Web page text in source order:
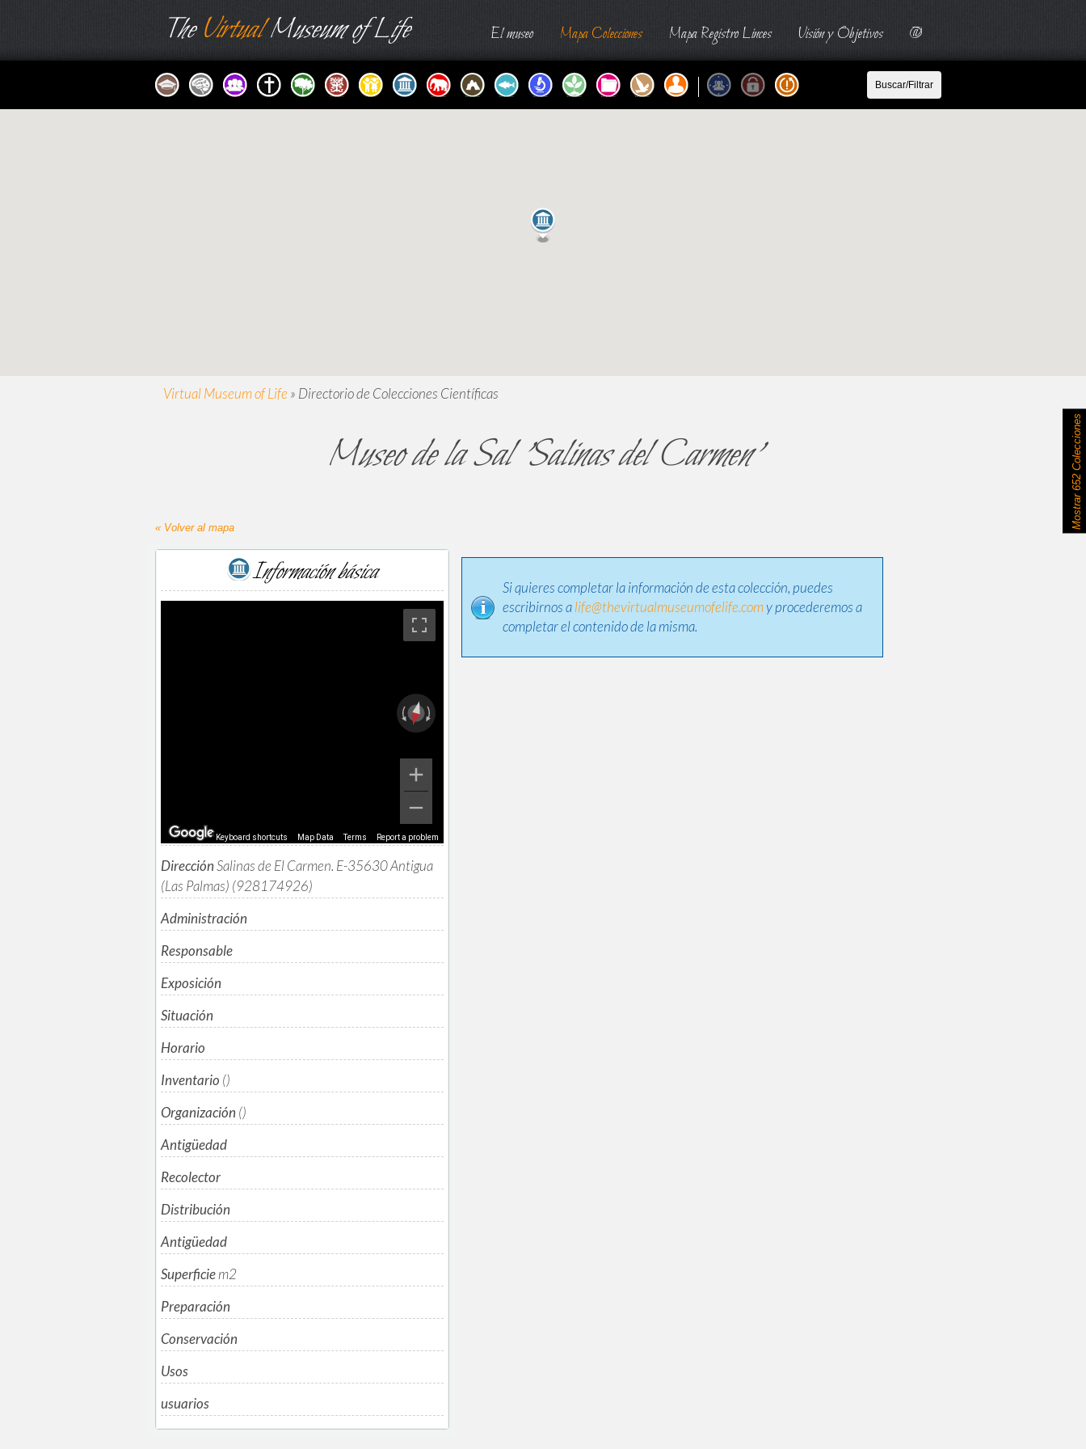
TheVirtualMuseum of Life El museo Mapa Colecciones Mapa Registro Linces Visión y Objetivos @
Mostrar
652 Colecciones
Virtual Museum of Life » Directorio de Colecciones Científicas
Museo de la Sal 'Salinas del Carmen'
« Volver al mapa
Información básica
Keyboard shortcuts Map Data Terms Report a problem
DirecciónSalinas de El Carmen. E-35630 Antigua
(Las Palmas) (928174926)
Administración
Responsable
Exposición
Situación
Horario
Inventario ()
Organización ()
Antigüedad
Recolector
Distribución
Antigüedad
Superficiem2
Preparación
Conservación
Usos
usuarios
Si quieres completar la información de esta colección, puedes
escribirnos alife@thevirtualmuseumofelife.comy procederemos a
completar el contenido de la misma.